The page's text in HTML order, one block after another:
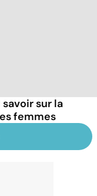
sur la
femmes